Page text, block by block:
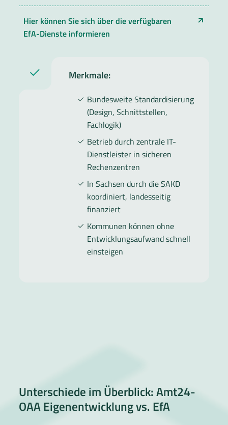
Hier können Sie sich über die verfügbaren
EfA-Dienste informieren
Merkmale:
Bundesweite Standardisierung
(Design, Schnittstellen,
Fachlogik)
Betrieb durch zentrale IT-
Dienstleister in sicheren
Rechenzentren
In Sachsen durch die SAKD
koordiniert, landesseitig
finanziert
Kommunen können ohne
Entwicklungsaufwand schnell
einsteigen
Unterschiede im Überblick: Amt24-
OAA Eigenentwicklung vs. EfA